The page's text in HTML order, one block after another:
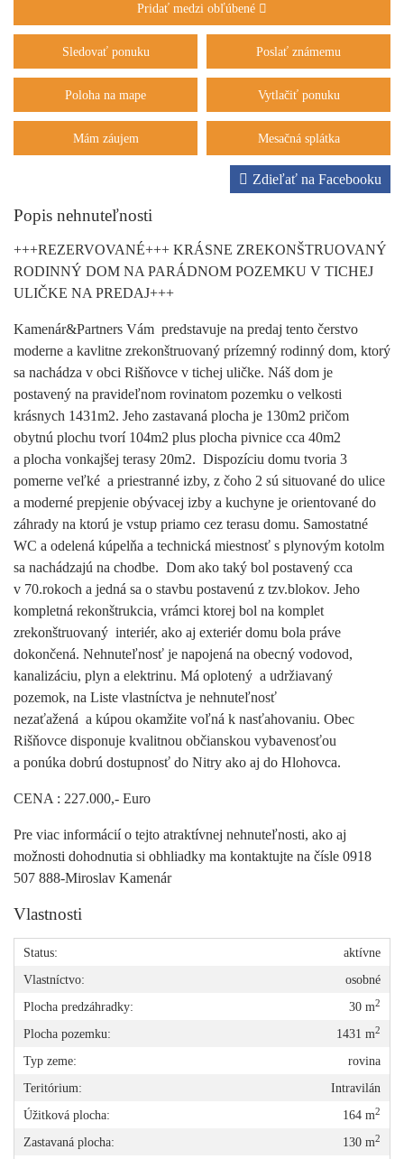
Pridať medzi obľúbené
Sledovať ponuku Poslať známemu
Poloha na mape Vytlačiť ponuku
Mám záujem Mesačná splátka
Popis nehnuteľnosti
Zdieľať na Facebooku
+++REZERVOVANÉ+++ KRÁSNE ZREKONŠTRUOVANÝ
RODINNÝ DOM NA PARÁDNOM POZEMKU V TICHEJ
ULIČKE NA PREDAJ+++
Kamenár&Partners Vám predstavuje na predaj tento čerstvo
moderne a kavlitne zrekonštruovaný prízemný rodinný dom, ktorý
sa nachádza v obci Rišňovce v tichej uličke. Náš dom je
postavený na pravideľnom rovinatom pozemku o velkosti
krásnych 1431m2. Jeho zastavaná plocha je 130m2 pričom
obytnú plochu tvorí 104m2 plus plocha pivnice cca 40m2
a plocha vonkajšej terasy 20m2. Dispozíciu domu tvoria 3
pomerne veľké a priestranné izby, z čoho 2 sú situované do ulice
a moderné prepjenie obývacej izby a kuchyne je orientované do
záhrady na ktorú je vstup priamo cez terasu domu. Samostatné
WC a odelená kúpelňa a technická miestnosť s plynovým kotolm
sa nachádzajú na chodbe. Dom ako taký bol postavený cca
v 70.rokoch a jedná sa o stavbu postavenú z tzv.blokov. Jeho
kompletná rekonštrukcia, vrámci ktorej bol na komplet
zrekonštruovaný interiér, ako aj exteriér domu bola práve
dokončená. Nehnuteľnosť je napojená na obecný vodovod,
kanalizáciu, plyn a elektrinu. Má oplotený a udržiavaný
pozemok, na Liste vlastníctva je nehnuteľnosť
nezaťažená a kúpou okamžite voľná k nasťahovaniu. Obec
Rišňovce disponuje kvalitnou občianskou vybavenosťou
a ponúka dobrú dostupnosť do Nitry ako aj do Hlohovca.
CENA : 227.000,- Euro
Pre viac informácií o tejto atraktívnej nehnuteľnosti, ako aj
možnosti dohodnutia si obhliadky ma kontaktujte na čísle 0918
507 888-Miroslav Kamenár
Vlastnosti
Status:
aktívne
Vlastníctvo:
osobné
Plocha predzáhradky:
30 m2
Plocha pozemku: 1431 m2
Typ zeme:
rovina
Teritórium:
Intravilán
Úžitková plocha:
164 m2
Zastavaná plocha: 130 m2